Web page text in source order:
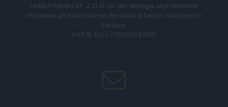
UNIBUY GMBH SP. Z O.O. ist der einzige und offizielle
Vertreter und Vertreiber der Marke Tendo Solingen in
Europa.
VAT ID (EU): PL5252597081